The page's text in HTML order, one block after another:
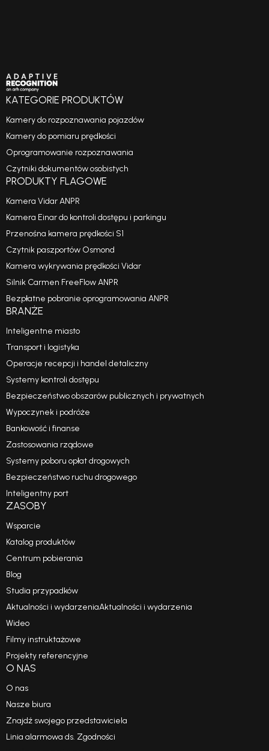
KATEGORIE PRODUKTÓW
Kamery do rozpoznawania pojazdów
Kamery do pomiaru prędkości
Oprogramowanie rozpoznawania
Czytniki dokumentów osobistych
PRODUKTY FLAGOWE
Kamera Vidar ANPR
Kamera Einar do kontroli dostępu i parkingu
Przenośna kamera prędkości S1
Czytnik paszportów Osmond
Kamera wykrywania prędkości Vidar
Silnik Carmen FreeFlow ANPR
Bezpłatne pobranie oprogramowania ANPR
BRANŻE
Inteligentne miasto
Transport i logistyka
Operacje recepcji i handel detaliczny
Systemy kontroli dostępu
Bezpieczeństwo obszarów publicznych i prywatnych
Wypoczynek i podróże
Bankowość i finanse
Zastosowania rządowe
Systemy poboru opłat drogowych
Bezpieczeństwo ruchu drogowego
Inteligentny port
ZASOBY
Wsparcie
Katalog produktów
Centrum pobierania
Blog
Studia przypadków
Aktualności i wydarzeniaAktualności i wydarzenia
Wideo
Filmy instruktażowe
Projekty referencyjne
O NAS
O nas
Nasze biura
Znajdź swojego przedstawiciela
Linia alarmowa ds. Zgodności